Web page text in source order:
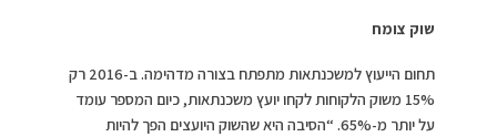
שוק צומח
תחום הייעוץ למשכנתאות מתפתח בצורה מדהימה. ב-2016 רק
15% משוק הלקוחות לקחו יועץ משכנתאות, כיום המספר עומד
על יותר מ-65%. “הסיבה היא שהשוק היועצים הפך להיות